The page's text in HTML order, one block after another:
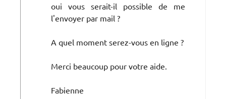
oui vous serait-il possible de me
l'envoyer par mail ?
A quel moment serez-vous en ligne ?
Merci beaucoup pour votre aide.
Fabienne